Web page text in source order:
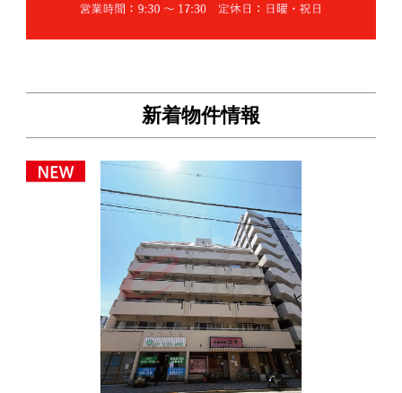
新着物件情報